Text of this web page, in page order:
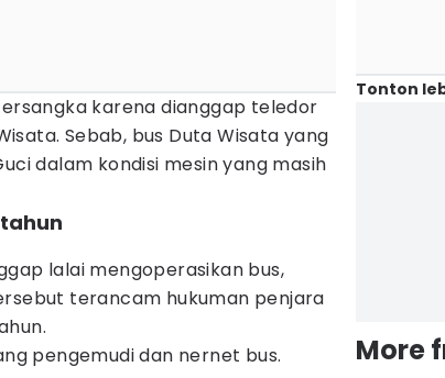
karena dianggap teledor
Sebab, bus Duta Wisata yang
dalam kondisi mesin yang masih
lalai mengoperasikan bus,
terancam hukuman penjara
pengemudi dan nernet bus.
Tonton
More